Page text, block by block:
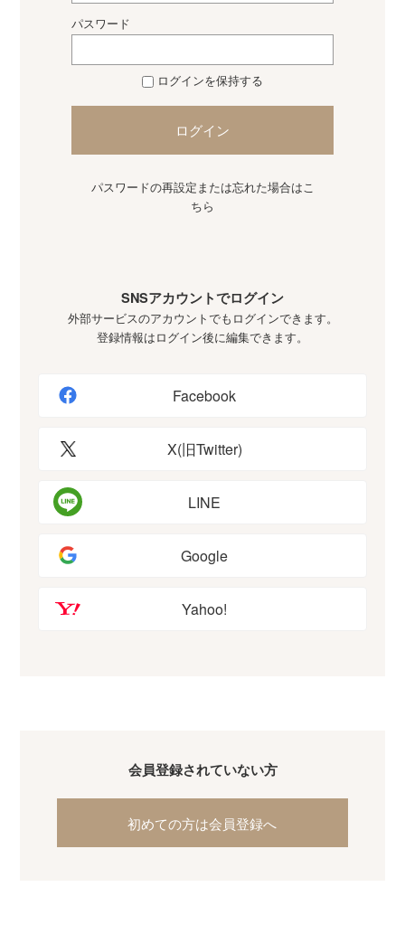
パスワード
ログインを保持する
ログイン
パスワードの再設定または忘れた場合はこ
ちら
SNSアカウントでログイン
外部サービスのアカウントでもログインできます。
登録情報はログイン後に編集できます。
Facebook
X(旧Twitter)
LINE
Google
Yahoo!
会員登録されていない方
初めての方は会員登録へ